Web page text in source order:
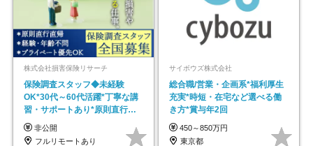
株式会社損害保険リサーチ
保険調査スタッフ◆未経験
OK*30代～60代活躍*丁寧な講
習・サポートあり*原則直行直
帰／全国募集・業務委託
非公開
フルリモートあり
サイボウズ株式会社
総合職/営業・企画系*福利厚生
充実*時短・在宅など選べる働
き方*賞与年2回
450～850万円
東京都